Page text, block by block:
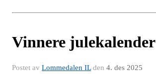
Vinnere julekalender
Postet av Lommedalen ILden 4. des 2025